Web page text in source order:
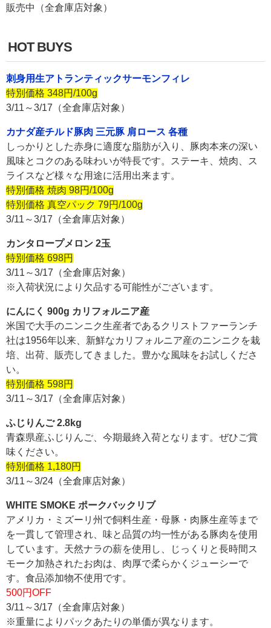
販売中（全倉庫店対象）
HOT BUYS
刺身用生アトランティックサーモンフィレ
特別価格 348円/100g
3/11～3/17（全倉庫店対象）
カナダ産チルド豚肉 三元豚 肩ロース 各種
しっかりとした赤身に適度な脂肪が入り、豚肉本来の深い
風味とコクのある味わいが特長です。ステーキ、焼肉、ス
ライスなど様々な用途に活用出来ます。
特別価格 焼肉 98円/100g
特別価格 真空パック 79円/100g
3/11～3/17（全倉庫店対象）
カンタロープメロン 2玉
特別価格 698円
3/11～3/17（全倉庫店対象）
※入荷状況により欠品する可能性がございます。
にんにく 900g カリフォルニア産
米国で大手のニンニク生産者であるクリストファーランチ
社は1956年以来、新鮮なカリフォルニア産のニンニクを栽
培、出荷、販売してきました。豊かな風味をお試しくださ
い。
特別価格 598円
3/11～3/17（全倉庫店対象）
ふじりんご 2.8kg
青森県産ふじりんご、今期最終入荷となります。ぜひご賞
味ください。
特別価格 1,180円
3/11～3/24（全倉庫店対象）
WHITE SMOKE ポークバックリブ
アメリカ・ミズーリ州で飼料生産・母豚・肉豚生産等まで
を一貫して管理され、味と品質の均一性がある豚肉を使用
しています。天然ナラの薪を使用し、じっくりと長時間ス
モーク加熱されたお肉は、肉厚で柔らかくジューシーで
す。食品添加物不使用です。
500円OFF
3/11～3/17（全倉庫店対象）
※重量によりパックあたりの単価が異なります。